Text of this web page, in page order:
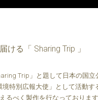
る「 Sharing Trip 」
Trip」と題して日本の国立
特別広報大使」として活動す
るべく製作を行なっております